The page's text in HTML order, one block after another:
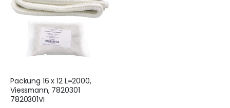
Packung 16 x 12 L=2000,
Viessmann, 7820301
7820301VI